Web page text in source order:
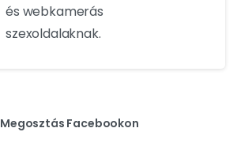
és webkamerás
szexoldalaknak.
Megosztás Facebookon